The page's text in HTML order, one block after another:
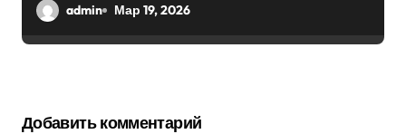
admin Мар 19, 2026
Добавить комментарий